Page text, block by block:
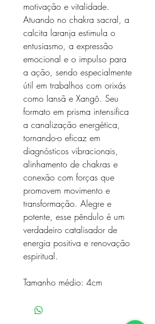
motivação e vitalidade.
Atuando no chakra sacral, a
calcita laranja estimula o
entusiasmo, a expressão
emocional e o impulso para
a ação, sendo especialmente
útil em trabalhos com orixás
como Iansã e Xangô. Seu
formato em prisma intensifica
a canalização energética,
tornando-o eficaz em
diagnósticos vibracionais,
alinhamento de chakras e
conexão com forças que
promovem movimento e
transformação. Alegre e
potente, esse pêndulo é um
verdadeiro catalisador de
energia positiva e renovação
espiritual.
Tamanho médio: 4cm